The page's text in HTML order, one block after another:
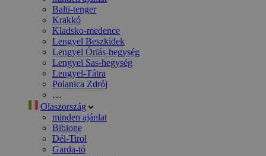
Balti-tenger
Krakkó
Kladsko-medence
Lengyel Beszkidek
Lengyel Óriás-hegység
Lengyel Sas-hegység
Lengyel-Tátra
Polanica Zdrój
…
Olaszország
minden ajánlat
Bibione
Dél-Tirol
Garda-tó